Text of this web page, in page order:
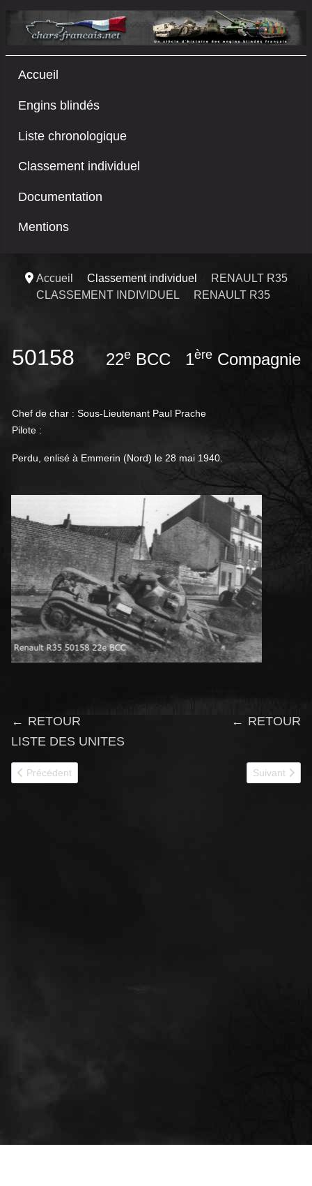
Accueil
Engins blindés
Liste chronologique
Classement individuel
Documentation
Mentions
Accueil Classement individuel
RENAULT R35
CLASSEMENT INDIVIDUEL
RENAULT R35
50158 22e BCC 1ère Compagnie
Chef de char : Sous-Lieutenant Paul Prache
Pilote :
Perdu, enlisé à Emmerin (Nord) le 28 mai 1940.
← RETOUR
← RETOUR
LISTE DES UNITES
Article précédent : 50550
Précédent Article
Suivant